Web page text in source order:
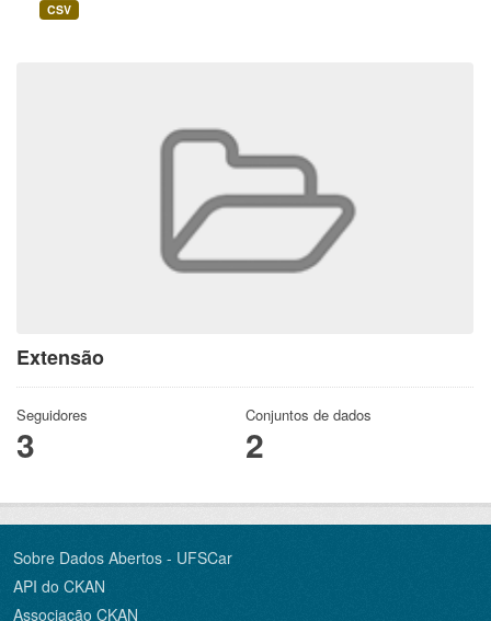
Extensão
Seguidores
3
Conjuntos de dados
2
CSV
Sobre Dados Abertos - UFSCar
API do CKAN
Associação CKAN